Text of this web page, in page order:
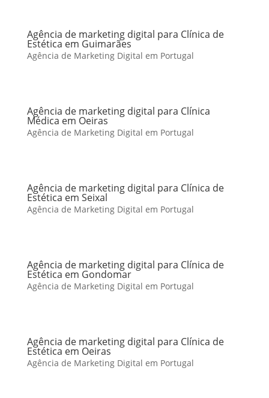
Agência de marketing digital para Clínica de
Estética em Guimarães
Agência de Marketing Digital em Portugal
Agência de marketing digital para Clínica
Médica em Oeiras
Agência de Marketing Digital em Portugal
Agência de marketing digital para Clínica de
Estética em Seixal
Agência de Marketing Digital em Portugal
Agência de marketing digital para Clínica de
Estética em Gondomar
Agência de Marketing Digital em Portugal
Agência de marketing digital para Clínica de
Estética em Oeiras
Agência de Marketing Digital em Portugal